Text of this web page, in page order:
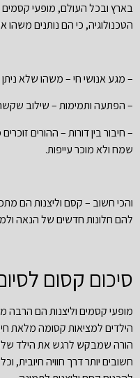
בארץ ובכל העולם, מופעי קסמים
הטכנולוגיה, כי הם נותנים משהו
– מגע אנושי חי – משהו שלא
– הפתעה ותמימות – שילוב
– חיבור בין דורות – ההורים
שמח ולא מוכר עייפות.
והכי חשוב – קסם וליצנות הם
להם חלונות חדשים של הנאה
סיכום קסום
מופעי קסמים וליצנות הם הרבה
הילדים למציאות קסומה מלאת
הורה שמבקש לרגש את הילד
חשובים יותר דרך חוויה חיובית,